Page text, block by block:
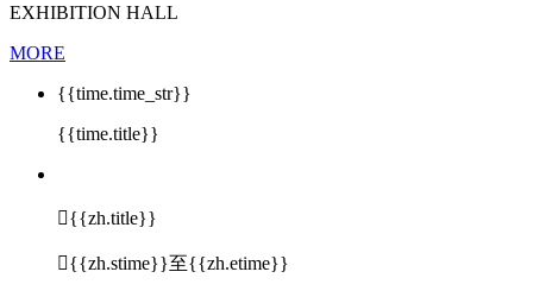
EXHIBITION HALL
MORE
{{time.time_str}}
{{time.title}}
{{zh.title}}
{{zh.stime}}至{{zh.etime}}